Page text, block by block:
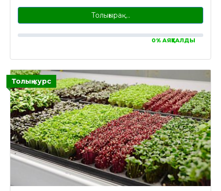
Толығырақ…
0% АЯҚТАЛДЫ
Толық курс